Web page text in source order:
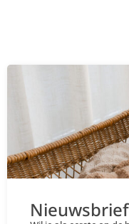
Nieuwsbrief